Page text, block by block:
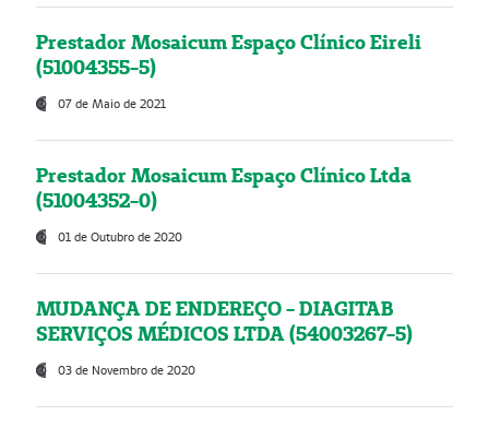
Prestador Mosaicum Espaço Clínico Eireli
(51004355-5)
07 de Maio de 2021
Prestador Mosaicum Espaço Clínico Ltda
(51004352-0)
01 de Outubro de 2020
MUDANÇA DE ENDEREÇO - DIAGITAB
SERVIÇOS MÉDICOS LTDA (54003267-5)
03 de Novembro de 2020